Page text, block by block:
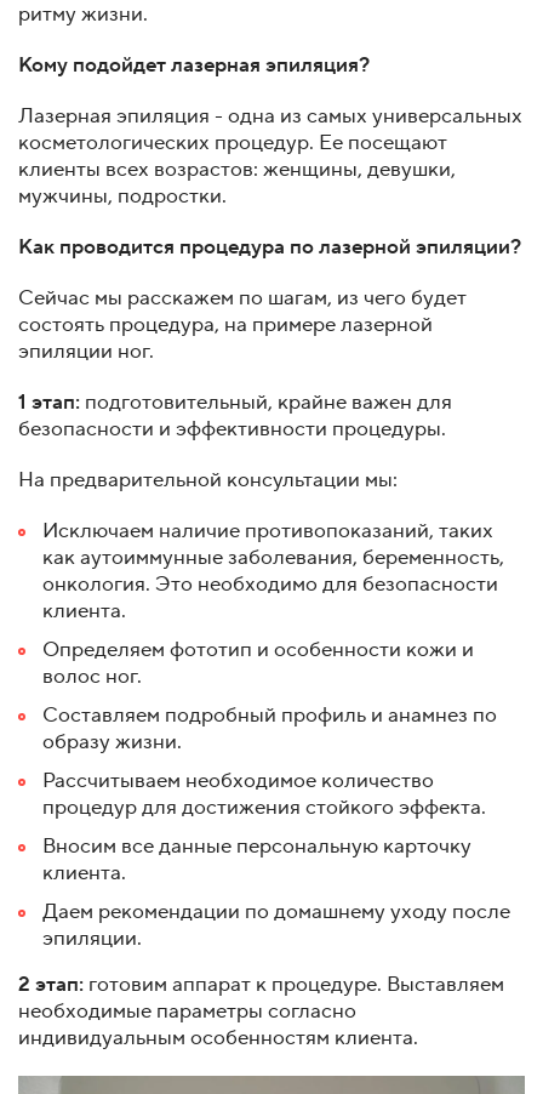
ритму жизни.
Кому подойдет лазерная эпиляция?
Лазерная эпиляция - одна из самых универсальных
косметологических процедур. Ее посещают
клиенты всех возрастов: женщины, девушки,
мужчины, подростки.
Как проводится процедура по лазерной эпиляции?
Сейчас мы расскажем по шагам, из чего будет
состоять процедура, на примере лазерной
эпиляции ног.
1 этап: подготовительный, крайне важен для
безопасности и эффективности процедуры.
На предварительной консультации мы:
Исключаем наличие противопоказаний, таких
как аутоиммунные заболевания, беременность,
онкология. Это необходимо для безопасности
клиента.
Определяем фототип и особенности кожи и
волос ног.
Составляем подробный профиль и анамнез по
образу жизни.
Рассчитываем необходимое количество
процедур для достижения стойкого эффекта.
Вносим все данные персональную карточку
клиента.
Даем рекомендации по домашнему уходу после
эпиляции.
2 этап: готовим аппарат к процедуре. Выставляем
необходимые параметры согласно
индивидуальным особенностям клиента.